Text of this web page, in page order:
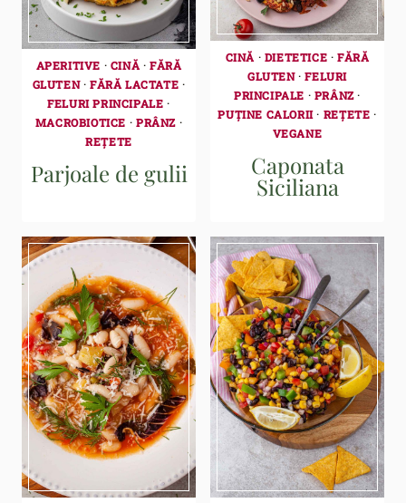
APERITIVE · CINĂ ·FĂRĂ
GLUTEN· FĂRĂ LACTATE ·
FELURI PRINCIPALE ·
MACROBIOTICE · PRÂNZ·
REȚETE
Parjoale de gulii
CINĂ · DIETETICE ·FĂRĂ
GLUTEN·FELURI
PRINCIPALE · PRÂNZ·
PUȚINE CALORII· REȚETE ·
VEGANE
Caponata
Siciliana